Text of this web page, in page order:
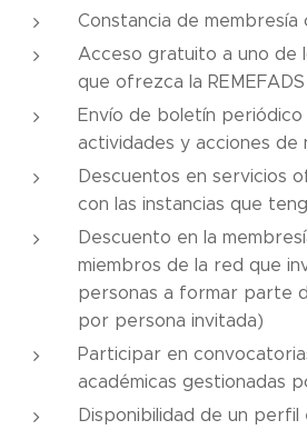
Constancia de membresía
Acceso gratuito a uno de
que ofrezca la
Envío de boletín
actividades y acciones de
Descuentos en servicios
con las instancias que
Descuento en la
miembros de la red que
personas a formar parte
por persona invitada)
Participar en
académicas gestionadas
Disponibilidad de un perfil